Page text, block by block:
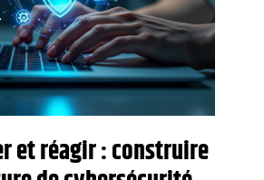
et réagir : construire